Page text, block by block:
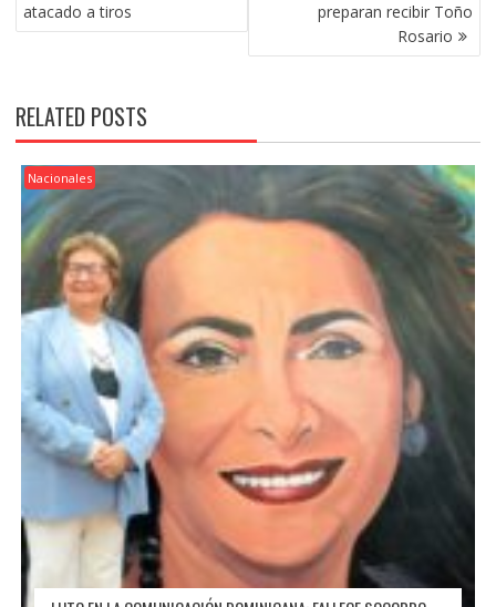
atacado a tiros
preparan recibir Toño
Rosario
RELATED POSTS
Nacionales